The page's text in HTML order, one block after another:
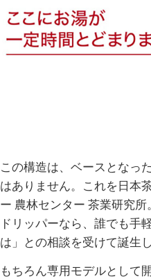
この構造は、ベースとなっ
はありません。これを日本
ー 農林センター 茶業研究
ドリッパーなら、誰でも手
は」との相談を受けて誕生
もちろん専用モデルとして